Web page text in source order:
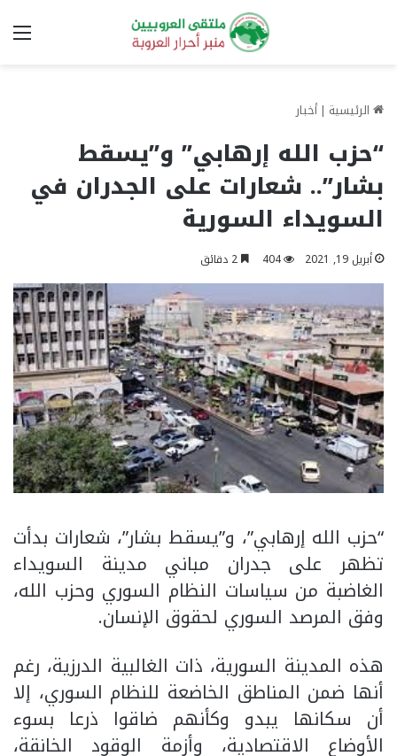
الرئيسية | أخبار
“حزب الله إرهابي” و”يسقط
بشار”.. شعارات على الجدران في
السويداء السورية
أبريل 19, 2021 404
“حزب الله إرهابي”، و”يسقط بشار”، شعارات بدأت
تظهر على جدران مباني مدينة السويداء
الغاضبة من سياسات النظام السوري وحزب الله،
وفق المرصد السوري لحقوق الإنسان.
هذه المدينة السورية، ذات الغالبية الدرزية، رغم
أنها ضمن المناطق الخاضعة للنظام السوري، إلا
أن سكانها يبدو وكأنهم ضاقوا ذرعا بسوء
الأوضاع الاقتصادية، وأزمة الوقود الخانقة،